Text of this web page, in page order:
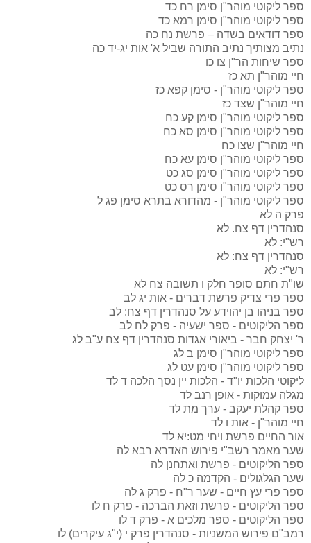
ספר ליקוטי מוהר"ן סימן רח כד
ספר ליקוטי מוהר"ן סימן רמא כד
ספר דודאים בשדה – פרשת נח כה
נתיב מצותיך נתיב התורה שביל א' אות יג-יד כה
ספר שיחות הר"ן צו כו
חיי מוהר"ן תא כז
ספר ליקוטי מוהר"ן - סימן קפא כז
חיי מוהר"ן שצד כז
ספר ליקוטי מוהר"ן סימן קע כח
ספר ליקוטי מוהר"ן סימן סא כח
חיי מוהר"ן שצו כח
ספר ליקוטי מוהר"ן סימן עא כח
ספר ליקוטי מוהר"ן סימן סג כט
ספר ליקוטי מוהר"ו סימן רס כט
ספר ליקוטי מוהר"ן - מהדורא בתרא סימן פג ל
פרק ה לא
סנהדרין דף צח. לא
רש"י: לא
סנהדרין דף צח: לא
רש"י: לא
שו"ת חתם סופר חלק ו תשובה צח לא
ספר פרי צדיק פרשת דברים - אות יג לב
ספר בניהו בן יהוידע על סנהדרין דף צח: לב
ספר הליקוטים - ספר ישעיה - פרק לח לב
ר' יצחק חבר - ביאורי אגדות סנהדרין דף צח ע"ב לג
ספר ליקוטי מוהר"ן סימן ב לג
ספר ליקוטי מוהר"ן סימן עט לג
ליקוטי הלכות יו"ד - הלכות יין נסך הלכה ד לד
מגלה עמוקות - אופן רנב לד
ספר קהלת יעקב - ערך מת לד
חיי מוהר"ן - אות ו לד
אור החיים פרשת ויחי מט:יא לד
שער מאמר רשב"י פירוש האדרא רבא לה
ספר הליקוטים - פרשת ואתחנן לה
שער הגלגולים - הקדמה כ לה
ספר פרי עץ חיים - שער ר"ח - פרק ג לה
ספר הליקוטים - פרשת וזאת הברכה - פרק ח לו
ספר הליקוטים - ספר מלכים א - פרק ד לו
רמב"ם פירוש המשניות - סנהדרין פרק י (י"ג עיקרים) לו